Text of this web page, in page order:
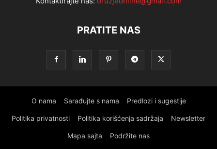
PRATITE NAS
O nama Sarađujte s nama Predlozi i sugestije
Politika privatnosti Politika korišćenja sadržaja Newsletter
Mapa sajta Podržite nas